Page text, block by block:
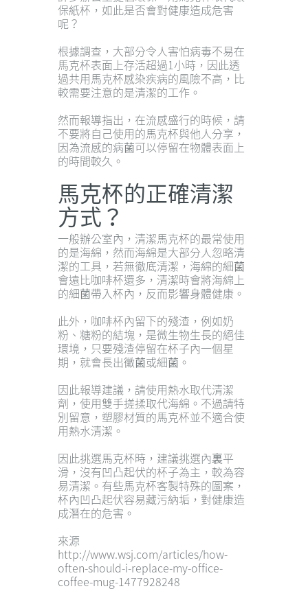
保紙杯，如此是否會對健康造成危害
呢？
根據調查，大部分令人害怕病毒不易在
馬克杯表面上存活超過1小時，因此透
過共用馬克杯感染疾病的風險不高，比
較需要注意的是清潔的工作。
然而報導指出，在流感盛行的時候，請
不要將自己使用的馬克杯與他人分享，
因為流感的病菌可以停留在物體表面上
的時間較久。
馬克杯的正確清潔
方式？
一般辦公室內，清潔馬克杯的最常使用
的是海綿，然而海綿是大部分人忽略清
潔的工具，若無徹底清潔，海綿的細菌
會遠比咖啡杯還多，清潔時會將海綿上
的細菌帶入杯內，反而影響身體健康。
此外，咖啡杯內留下的殘渣，例如奶
粉、糖粉的結塊，是微生物生長的絕佳
環境，只要殘渣停留在杯子內一個星
期，就會長出黴菌或細菌。
因此報導建議，請使用熱水取代清潔
劑，使用雙手搓揉取代海綿。不過請特
別留意，塑膠材質的馬克杯並不適合使
用熱水清潔。
因此挑選馬克杯時，建議挑選內裏平
滑，沒有凹凸起伏的杯子為主，較為容
易清潔。有些馬克杯客製特殊的圖案，
杯內凹凸起伏容易藏污納垢，對健康造
成潛在的危害。
來源
http://www.wsj.com/articles/how-
often-should-i-replace-my-office-
coffee-mug-1477928248